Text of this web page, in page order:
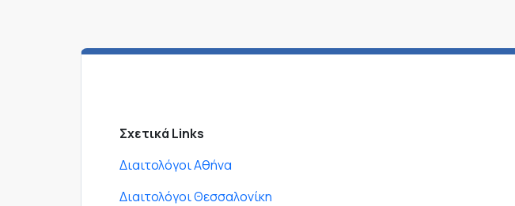
Σχετικά Links
Διαιτολόγοι Αθήνα
Διαιτολόγοι Θεσσαλονίκη